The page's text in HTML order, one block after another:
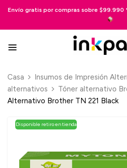
Envío gratis por compras sobre $99.990
Casa Insumos de Impresión
alternativos
Tóner alternativo
Alternativo Brother TN 221 Black
Disponible retiro en tienda